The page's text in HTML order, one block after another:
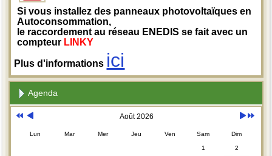
Si vous installez des panneaux photovoltaïques en
Autoconsommation,
le raccordement au réseau ENEDIS se fait avec un
compteur LINKY
Plus d'informations ici
Agenda
Août 2026
Lun Mar Mer Jeu Ven Sam Dim
1 2